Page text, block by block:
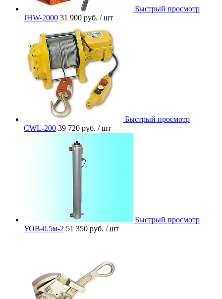
Быстрый просмотр
JHW-2000 31 900 руб. / шт
Быстрый просмотр
CWL-200 39 720 руб. / шт
Быстрый просмотр
УОВ-0.5м-2 51 350 руб. / шт